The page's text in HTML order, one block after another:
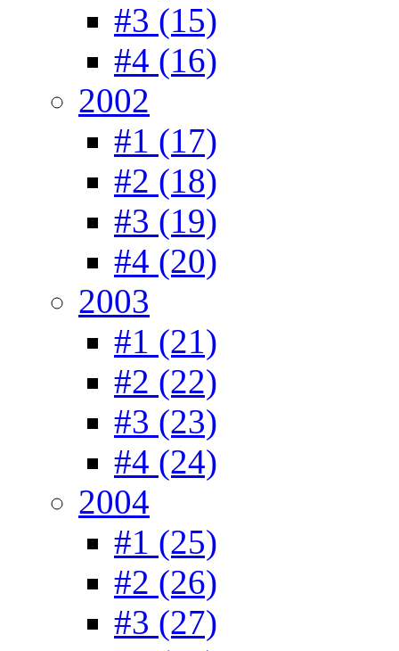
#3 (15)
#4 (16)
2002
#1 (17)
#2 (18)
#3 (19)
#4 (20)
2003
#1 (21)
#2 (22)
#3 (23)
#4 (24)
2004
#1 (25)
#2 (26)
#3 (27)